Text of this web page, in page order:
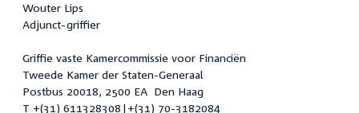
Wouter Lips
Adjunct-griffier
Griffie vaste Kamercommissie voor Financiën
Tweede Kamer der Staten-Generaal
Postbus 20018, 2500 EA Den Haag
T +(31) 611328308|+(31) 70-3182084